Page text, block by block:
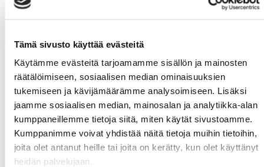
Tämä sivusto käyttää evästeitä
Käytämme evästeitä tarjoamamme sisällön ja mainosten
räätälöimiseen, sosiaalisen median ominaisuuksien
tukemiseen ja kävijämäärämme analysoimiseen. Lisäksi
jaamme sosiaalisen median, mainosalan ja analytiikka-alan
kumppaneillemme tietoja siitä, miten käytät sivustoamme.
Kumppanimme voivat yhdistää näitä tietoja muihin tietoihin,
joita olet antanut heille tai joita on kerätty, kun olet käyttänyt
heidän palvelujaan.
3-4x 8-12
- hauiskääntö
PE-SU
Hyvää juhannusta!
Muistathan ilmoittautua tunneille ajoissa, kiitos!